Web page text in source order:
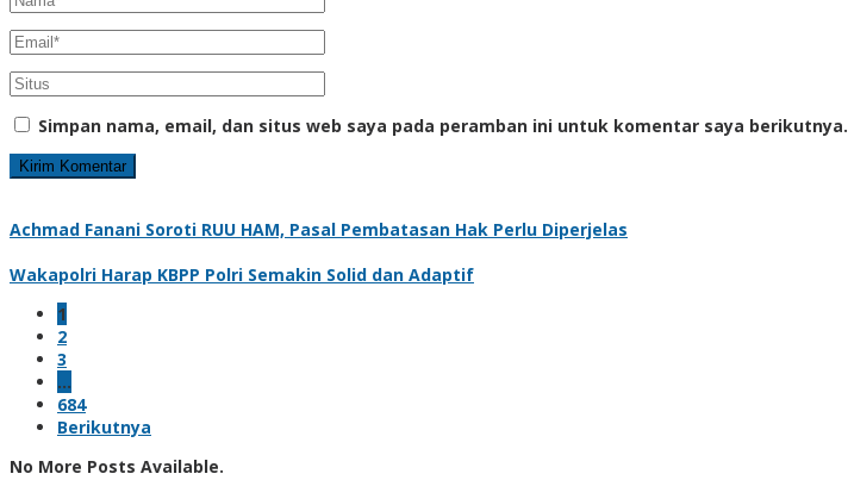
Simpan nama, email, dan situs web saya pada peramban ini untuk komentar saya berikutnya.
Achmad Fanani Soroti RUU HAM, Pasal Pembatasan Hak Perlu Diperjelas
Wakapolri Harap KBPP Polri Semakin Solid dan Adaptif
1
2
3
…
684
Berikutnya
No More Posts Available.